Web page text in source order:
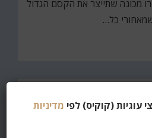
מכונה שתייצר את הקסם הגדול
כל…
(קוקיס) לפי מדיניות